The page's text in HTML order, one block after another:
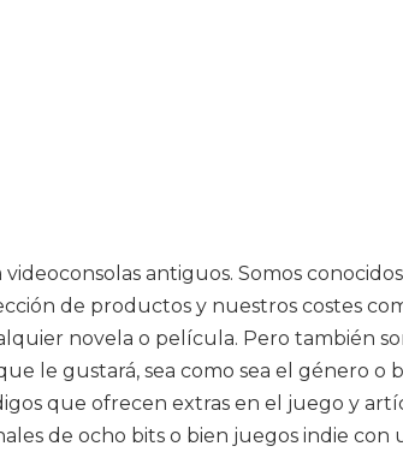
antiguos. Somos
de productos y nuestros costes
novela o película. Pero también
le gustará, sea como sea el género o
que ofrecen extras en el juego y
de ocho bits o bien juegos indie con